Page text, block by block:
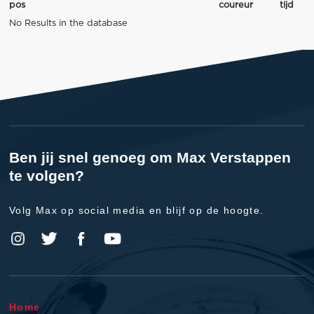
pos coureur
tijd
No Results in the database
Ben jij snel genoeg om Max Verstappen
te volgen?
Volg Max op social media en blijf op de hoogte.
Home